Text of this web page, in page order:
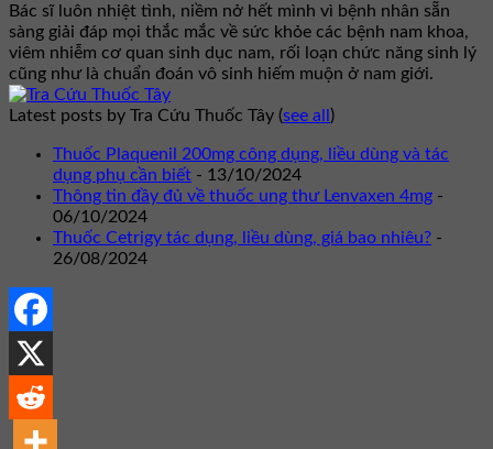
Bác sĩ luôn nhiệt tình, niềm nở hết mình vì bệnh nhân sẵn
sàng giải đáp mọi thắc mắc về sức khỏe các bệnh nam khoa,
viêm nhiễm cơ quan sinh dục nam, rối loạn chức năng sinh lý
cũng như là chuẩn đoán vô sinh hiếm muộn ở nam giới.
Latest posts by Tra Cứu Thuốc Tây (see all )
Thuốc Plaquenil 200mg công dụng, liều dùng và tác
dụng phụ cần biết - 13/10/2024
Thông tin đầy đủ về thuốc ung thư Lenvaxen 4mg -
06/10/2024
Thuốc Cetrigy tác dụng, liều dùng, giá bao nhiêu? -
26/08/2024